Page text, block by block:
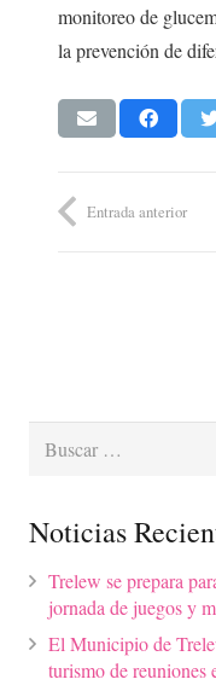
monitoreo de
la prevención de
Entrada anterior
Noticias
Trelew se prepara
jornada de juegos y
El Municipio de
turismo de